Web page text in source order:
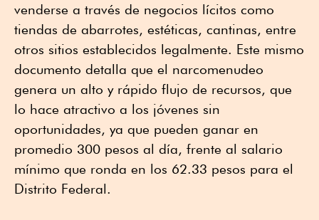
venderse a través de negocios lícitos como
tiendas de abarrotes, estéticas, cantinas, entre
otros sitios establecidos legalmente. Este mismo
documento detalla que el narcomenudeo
genera un alto y rápido flujo de recursos, que
lo hace atractivo a los jóvenes sin
oportunidades, ya que pueden ganar en
promedio 300 pesos al día, frente al salario
mínimo que ronda en los 62.33 pesos para el
Distrito Federal.